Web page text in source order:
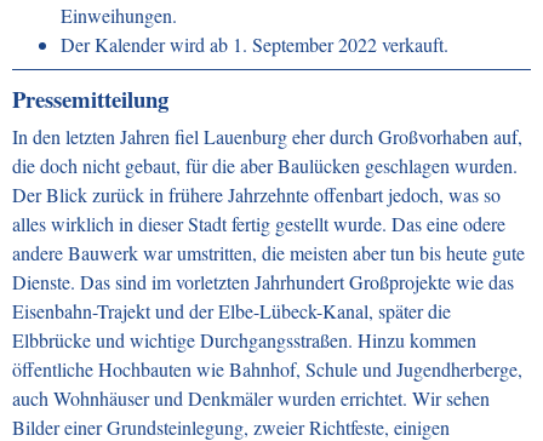
Einweihungen.
Der Kalender wird ab 1. September 2022 verkauft.
Pressemitteilung
In den letzten Jahren fiel Lauenburg eher durch Großvorhaben auf,
die doch nicht gebaut, für die aber Baulücken geschlagen wurden.
Der Blick zurück in frühere Jahrzehnte offenbart jedoch, was so
alles wirklich in dieser Stadt fertig gestellt wurde. Das eine odere
andere Bauwerk war umstritten, die meisten aber tun bis heute gute
Dienste. Das sind im vorletzten Jahrhundert Großprojekte wie das
Eisenbahn-Trajekt und der Elbe-Lübeck-Kanal, später die
Elbbrücke und wichtige Durchgangsstraßen. Hinzu kommen
öffentliche Hochbauten wie Bahnhof, Schule und Jugendherberge,
auch Wohnhäuser und Denkmäler wurden errichtet. Wir sehen
Bilder einer Grundsteinlegung, zweier Richtfeste, einigen